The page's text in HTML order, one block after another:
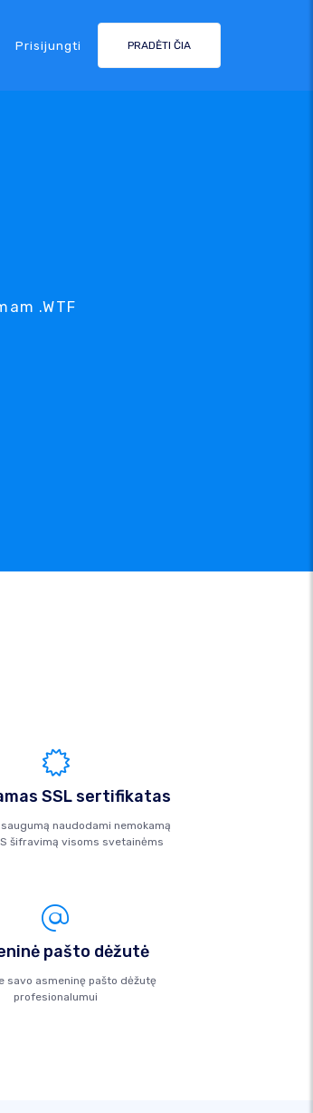
Prisijungti PRADĖTI ČIA
.WTF
SSL sertifikatas
naudodami nemokamą
šifravimą visoms svetainėms
pašto dėžutė
savo asmeninę pašto dėžutę
profesionalumui